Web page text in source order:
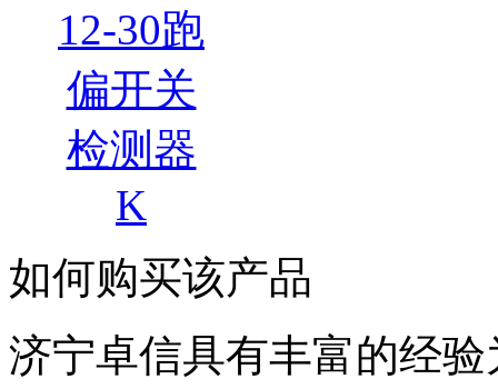
12-30跑
偏开关
检测器
K
如何购买该产品
济宁卓信具有丰富的经